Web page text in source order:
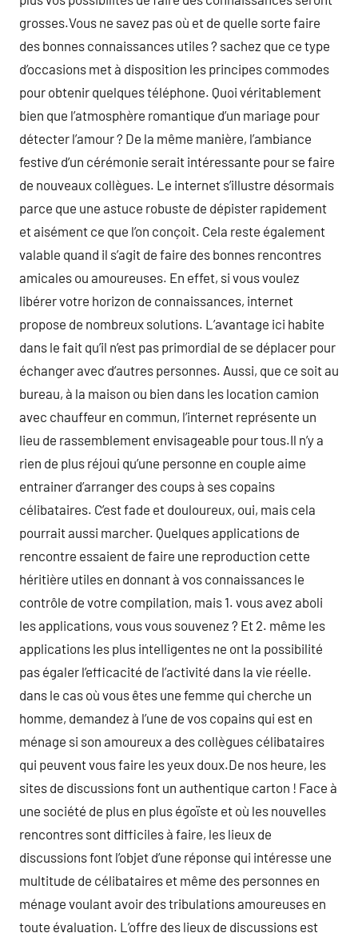
grosses.Vous ne savez pas où et de quelle sorte faire
des bonnes connaissances utiles ? sachez que ce type
d’occasions met à disposition les principes commodes
pour obtenir quelques téléphone. Quoi véritablement
bien que l’atmosphère romantique d’un mariage pour
détecter l’amour ? De la même manière, l’ambiance
festive d’un cérémonie serait intéressante pour se faire
de nouveaux collègues. Le internet s’illustre désormais
parce que une astuce robuste de dépister rapidement
et aisément ce que l’on conçoit. Cela reste également
valable quand il s’agit de faire des bonnes rencontres
amicales ou amoureuses. En effet, si vous voulez
libérer votre horizon de connaissances, internet
propose de nombreux solutions. L’avantage ici habite
dans le fait qu’il n’est pas primordial de se déplacer pour
échanger avec d’autres personnes. Aussi, que ce soit au
bureau, à la maison ou bien dans les location camion
avec chauffeur en commun, l’internet représente un
lieu de rassemblement envisageable pour tous.Il n’y a
rien de plus réjoui qu’une personne en couple aime
entrainer d’arranger des coups à ses copains
célibataires. C’est fade et douloureux, oui, mais cela
pourrait aussi marcher. Quelques applications de
rencontre essaient de faire une reproduction cette
héritière utiles en donnant à vos connaissances le
contrôle de votre compilation, mais 1. vous avez aboli
les applications, vous vous souvenez ? Et 2. même les
applications les plus intelligentes ne ont la possibilité
pas égaler l’efficacité de l’activité dans la vie réelle.
dans le cas où vous êtes une femme qui cherche un
homme, demandez à l’une de vos copains qui est en
ménage si son amoureux a des collègues célibataires
qui peuvent vous faire les yeux doux.De nos heure, les
sites de discussions font un authentique carton ! Face à
une société de plus en plus égoïste et où les nouvelles
rencontres sont difficiles à faire, les lieux de
discussions font l’objet d’une réponse qui intéresse une
multitude de célibataires et même des personnes en
ménage voulant avoir des tribulations amoureuses en
toute évaluation. L’offre des lieux de discussions est